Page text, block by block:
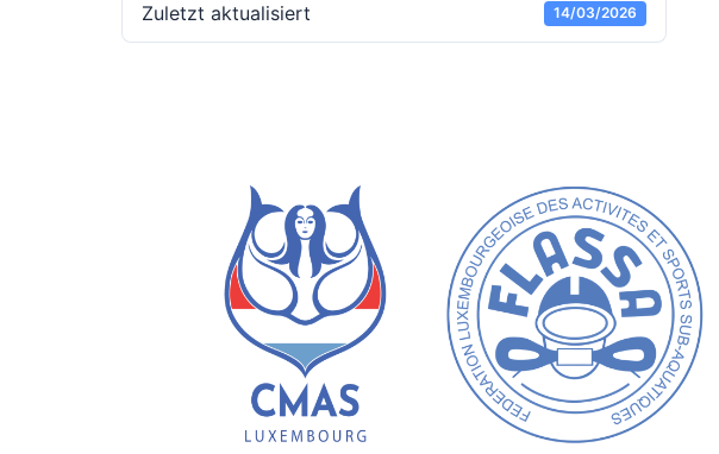
Zuletzt aktualisiert 14/03/2026